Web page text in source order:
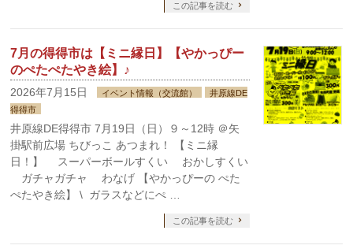
この記事を読む
7月の得得市は【ミニ縁日】【やかっぴー
のぺたぺたやき絵】♪
2026年7月15日 イベント情報（交流館）
井原線DE
得得市
井原線DE得得市 7月19日（日）９～12時 ＠矢
掛駅前広場 ちびっこ あつまれ！ 【ミニ縁
日！】 スーパーボールすくい おかしすくい
ガチャガチャ わなげ 【やかっぴーの ぺた
ぺたやき絵】 \ ガラスなどにぺ …
この記事を読む